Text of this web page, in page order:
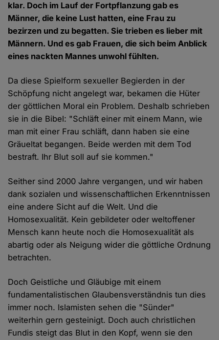
klar. Doch im Lauf der Fortpflanzung gab es
Männer, die keine Lust hatten, eine Frau zu
bezirzen und zu begatten. Sie trieben es lieber mit
Männern. Und es gab Frauen, die sich beim Anblick
eines nackten Mannes unwohl fühlten.
Da diese Spielform sexueller Begierden in der
Schöpfung nicht angelegt war, bekamen die Hüter
der göttlichen Moral ein Problem. Deshalb schrieben
sie in die Bibel: "Schläft einer mit einem Mann, wie
man mit einer Frau schläft, dann haben sie eine
Gräueltat begangen. Beide werden mit dem Tod
bestraft. Ihr Blut soll auf sie kommen."
Seither sind 2000 Jahre vergangen, und wir haben
dank sozialen und wissenschaftlichen Erkenntnissen
eine andere Sicht auf die Welt. Und die
Homosexualität. Kein gebildeter oder weltoffener
Mensch kann heute noch die Homosexualität als
abartig oder als Neigung wider die göttliche Ordnung
betrachten.
Doch Geistliche und Gläubige mit einem
fundamentalistischen Glaubensverständnis tun dies
immer noch. Islamisten sehen die "Sünder"
weiterhin gern gesteinigt. Doch auch christlichen
Fundis steigt das Blut in den Kopf, wenn sie den